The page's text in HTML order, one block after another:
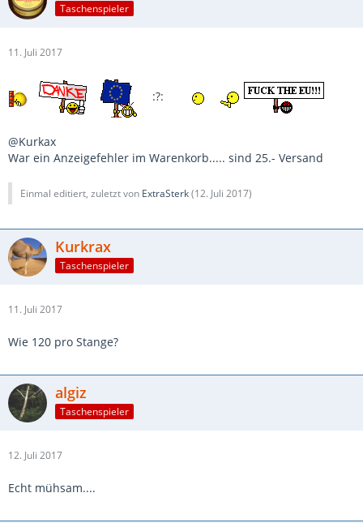
Taschenspieler
11. Juli 2017
:?:
@Kurkax
War ein Anzeigefehler im Warenkorb..... sind 25.- Versand
Einmal editiert, zuletzt von ExtraSterk(12. Juli 2017)
Kurkrax
Taschenspieler
11. Juli 2017
Wie 120 pro Stange?
algiz
Taschenspieler
12. Juli 2017
Echt mühsam....